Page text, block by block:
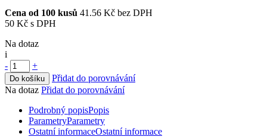
Cena od 100 kusů 41.56 Kč bez DPH
50 Kč s DPH
Na dotaz
i
-
+
Do košíku
Přidat do porovnávání
Na dotaz Přidat do porovnávání
Podrobný popisPopis
ParametryParametry
Ostatní informaceOstatní informace